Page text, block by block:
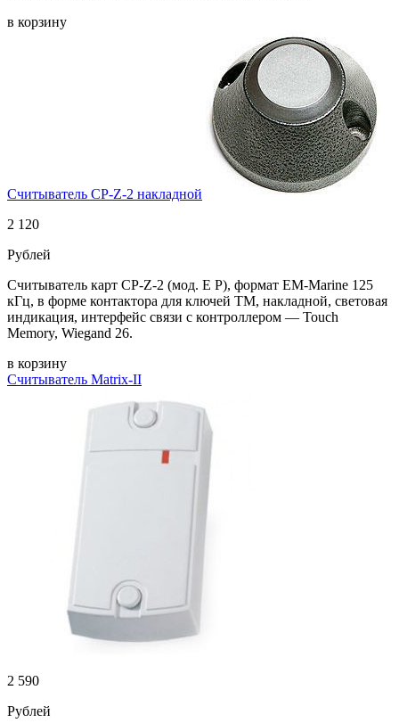
в корзину
Считыватель CP-Z-2 накладной
2 120
Рублей
Считыватель карт CP-Z-2 (мод. E P), формат EM-Marine 125
кГц, в форме контактора для ключей ТМ, накладной, световая
индикация, интерфейс связи с контроллером — Touch
Memory, Wiegand 26.
в корзину
Cчитыватель Matrix-II
2 590
Рублей